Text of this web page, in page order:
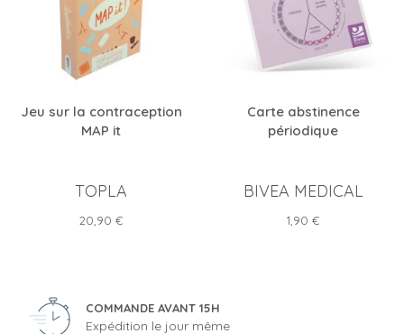
Jeu sur la contraception
MAP it
TOPLA
Prix
20,90 €
Carte abstinence
périodique
BIVEA MEDICAL
Prix
1,90 €
COMMANDE AVANT 15H
Expédition le jour même